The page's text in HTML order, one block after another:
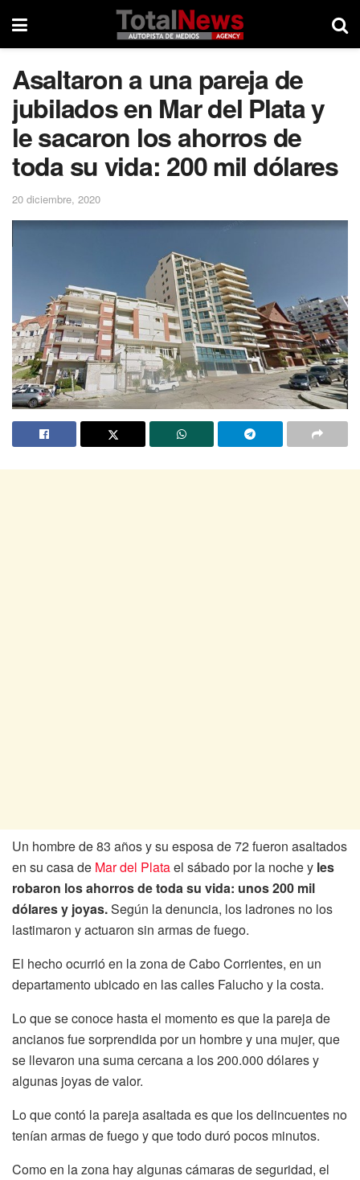
Asaltaron a una pareja de
jubilados en Mar del Plata y
le sacaron los ahorros de
toda su vida: 200 mil dólares
20 diciembre, 2020
Un hombre de 83 años y su esposa de 72 fueron asaltados
en su casa de Mar del Platael sábado por la noche y les
robaron los ahorros de toda su vida: unos 200 mil
dólares y joyas.Según la denuncia, los ladrones no los
lastimaron y actuaron sin armas de fuego.
El hecho ocurrió en la zona de Cabo Corrientes, en un
departamento ubicado en las calles Falucho y la costa.
Lo que se conoce hasta el momento es que la pareja de
ancianos fue sorprendida por un hombre y una mujer, que
se llevaron una suma cercana a los 200.000 dólares y
algunas joyas de valor.
Lo que contó la pareja asaltada es que los delincuentes no
tenían armas de fuego y que todo duró pocos minutos.
Como en la zona hay algunas cámaras de seguridad, el